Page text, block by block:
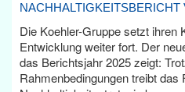
Die Koehler-Gruppe setzt ihren
Entwicklung weiter fort. Der
das Berichtsjahr 2025 zeigt:
Rahmenbedingungen treibt das